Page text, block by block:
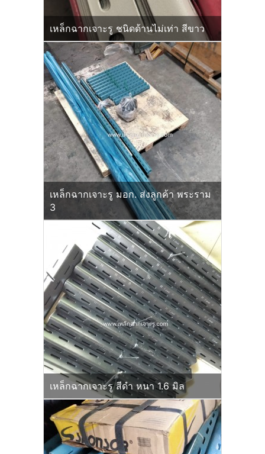
เหล็กฉากเจาะรู ชนิดด้านไม่เท่า สีขาว
เหล็กฉากเจาะรู มอก. ส่งลูกค้า พระราม
3
เหล็กฉากเจาะรู สีดำ หนา 1.6 มิล